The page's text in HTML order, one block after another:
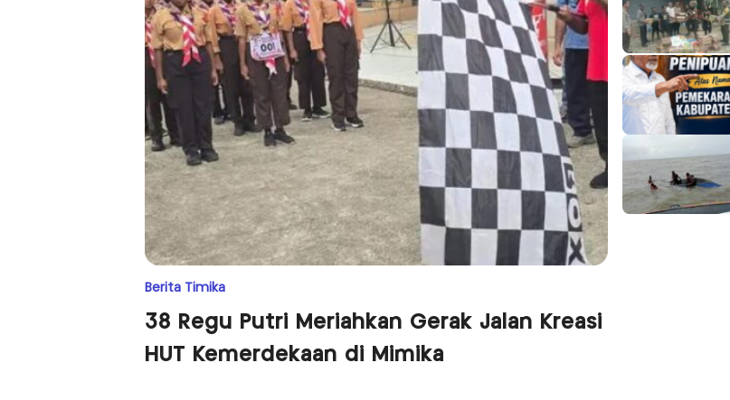
Berita Timika
38 Regu Putri Meriahkan Gerak Jalan Kreasi
HUT Kemerdekaan di Mimika